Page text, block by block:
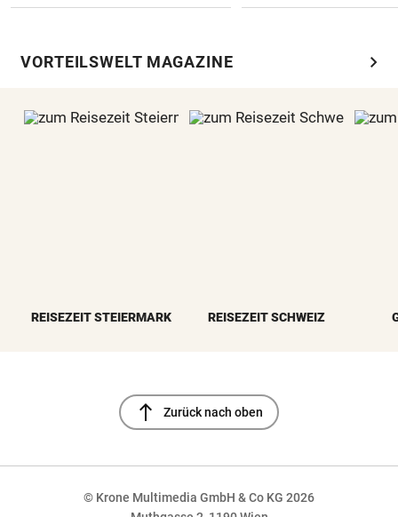
VORTEILSWELT MAGAZINE chevron_right
REISEZEIT STEIERMARK REISEZEIT SCHWEIZ
north Zurück nach oben
© Krone Multimedia GmbH & Co KG 2026